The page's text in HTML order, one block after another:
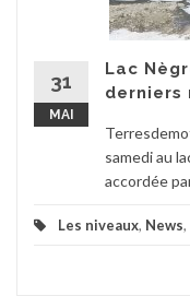
31
MAI
Lac
derniers
samedi au
accordée
Les niveaux, News,